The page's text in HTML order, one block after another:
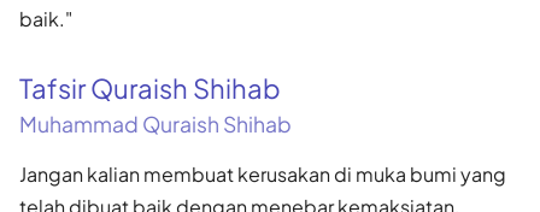
baik."
Tafsir Quraish Shihab
Muhammad Quraish Shihab
Jangan kalian membuat kerusakan di muka bumi yang
telah dibuat baik dengan menebar kemaksiatan,